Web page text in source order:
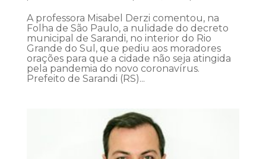
A professora Misabel Derzi comentou, na
Folha de São Paulo, a nulidade do decreto
municipal de Sarandi, no interior do Rio
Grande do Sul, que pediu aos moradores
orações para que a cidade não seja atingida
pela pandemia do novo coronavírus.
Prefeito de Sarandi (RS)...